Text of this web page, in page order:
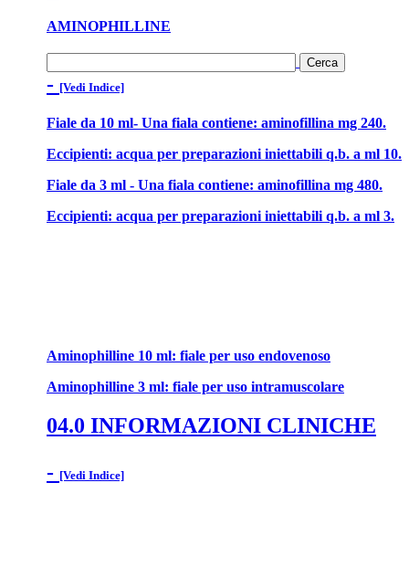
AMINOPHILLINE
- [Vedi Indice]
Fiale da 10 ml- Una fiala contiene: aminofillina mg 240.
Eccipienti: acqua per preparazioni iniettabili q.b. a ml 10.
Fiale da 3 ml - Una fiala contiene: aminofillina mg 480.
Eccipienti: acqua per preparazioni iniettabili q.b. a ml 3.
Aminophilline 10 ml: fiale per uso endovenoso
Aminophilline 3 ml: fiale per uso intramuscolare
04.0 INFORMAZIONI CLINICHE
- [Vedi Indice]